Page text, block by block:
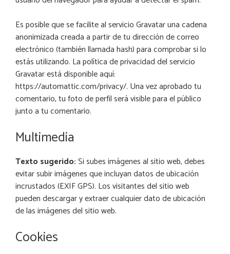
Es posible que se facilite al servicio Gravatar una cadena
anonimizada creada a partir de tu dirección de correo
electrónico (también llamada hash) para comprobar si lo
estás utilizando. La política de privacidad del servicio
Gravatar está disponible aquí:
https://automattic.com/privacy/. Una vez aprobado tu
comentario, tu foto de perfil será visible para el público
junto a tu comentario.
Multimedia
Texto sugerido:Si subes imágenes al sitio web, debes
evitar subir imágenes que incluyan datos de ubicación
incrustados (EXIF GPS). Los visitantes del sitio web
pueden descargar y extraer cualquier dato de ubicación
de las imágenes del sitio web.
Cookies